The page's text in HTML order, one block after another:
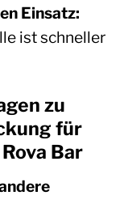
Einsatz:
ist schneller
zu
für
Bar